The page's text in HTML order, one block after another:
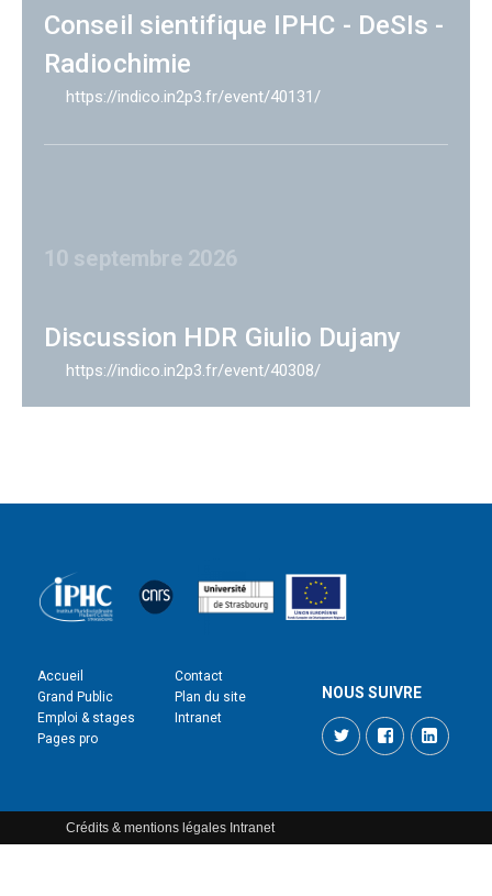
Conseil sientifique IPHC - DeSIs -
Radiochimie
https://indico.in2p3.fr/event/40131/
10 septembre 2026
Discussion HDR Giulio Dujany
https://indico.in2p3.fr/event/40308/
Accueil
Grand Public
Emploi & stages
Pages pro
Contact
Plan du site
Intranet
NOUS SUIVRE
TwitterFacebook
Crédits & mentions légales Intranet